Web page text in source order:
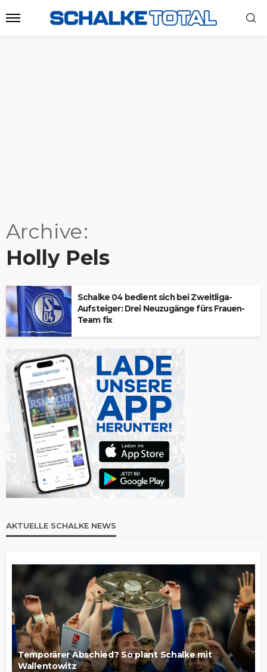
Archive
Holly Pels
Schalke 04 bedient sich bei Zweitliga-
Aufsteiger: Drei Neuzugänge fürs Frauen-
Team fix
AKTUELLE SCHALKE NEWS
Temporärer Abschied? So plant Schalke mit
Wallentowitz